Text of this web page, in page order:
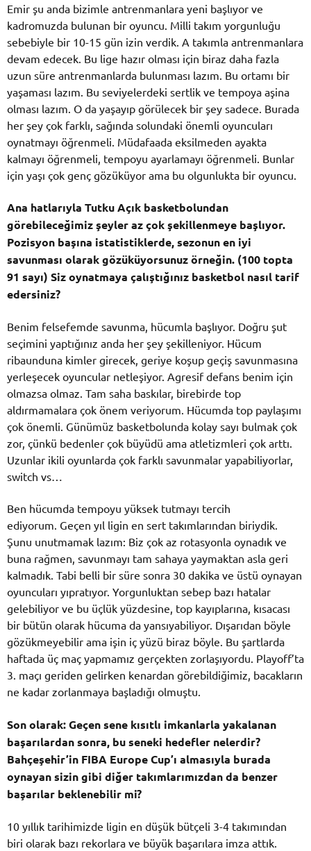
Emir şu anda bizimle antrenmanlara yeni başlıyor ve
kadromuzda bulunan bir oyuncu. Milli takım yorgunluğu
sebebiyle bir 10-15 gün izin verdik. A takımla antrenmanlara
devam edecek. Bu lige hazır olması için biraz daha fazla
uzun süre antrenmanlarda bulunması lazım. Bu ortamı bir
yaşaması lazım. Bu seviyelerdeki sertlik ve tempoya aşina
olması lazım. O da yaşayıp görülecek bir şey sadece. Burada
her şey çok farklı, sağında solundaki önemli oyuncuları
oynatmayı öğrenmeli. Müdafaada eksilmeden ayakta
kalmayı öğrenmeli, tempoyu ayarlamayı öğrenmeli. Bunlar
için yaşı çok genç gözüküyor ama bu olgunlukta bir oyuncu.
Ana hatlarıyla Tutku Açık basketbolundan
görebileceğimiz şeyler az çok şekillenmeye başlıyor.
Pozisyon başına istatistiklerde, sezonun en iyi
savunması olarak gözüküyorsunuz örneğin. (100 topta
91 sayı) Siz oynatmaya çalıştığınız basketbol nasıl tarif
edersiniz?
Benim felsefemde savunma, hücumla başlıyor. Doğru şut
seçimini yaptığınız anda her şey şekilleniyor. Hücum
ribaunduna kimler girecek, geriye koşup geçiş savunmasına
yerleşecek oyuncular netleşiyor. Agresif defans benim için
olmazsa olmaz. Tam saha baskılar, birebirde top
aldırmamalara çok önem veriyorum. Hücumda top paylaşımı
çok önemli. Günümüz basketbolunda kolay sayı bulmak çok
zor, çünkü bedenler çok büyüdü ama atletizmleri çok arttı.
Uzunlar ikili oyunlarda çok farklı savunmalar yapabiliyorlar,
switch vs…
Ben hücumda tempoyu yüksek tutmayı tercih
ediyorum. Geçen yıl ligin en sert takımlarından biriydik.
Şunu unutmamak lazım: Biz çok az rotasyonla oynadık ve
buna rağmen, savunmayı tam sahaya yaymaktan asla geri
kalmadık. Tabi belli bir süre sonra 30 dakika ve üstü oynayan
oyuncuları yıpratıyor. Yorgunluktan sebep bazı hatalar
gelebiliyor ve bu üçlük yüzdesine, top kayıplarına, kısacası
bir bütün olarak hücuma da yansıyabiliyor. Dışarıdan böyle
gözükmeyebilir ama işin iç yüzü biraz böyle. Bu şartlarda
haftada üç maç yapmamız gerçekten zorlaşıyordu. Playoff’ta
3. maçı geriden gelirken kenardan görebildiğimiz, bacakların
ne kadar zorlanmaya başladığı olmuştu.
Son olarak: Geçen sene kısıtlı imkanlarla yakalanan
başarılardan sonra, bu seneki hedefler nelerdir?
Bahçeşehir’in FIBA Europe Cup’ı almasıyla burada
oynayan sizin gibi diğer takımlarımızdan da benzer
başarılar beklenebilir mi?
10 yıllık tarihimizde ligin en düşük bütçeli 3-4 takımından
biri olarak bazı rekorlara ve büyük başarılara imza attık.